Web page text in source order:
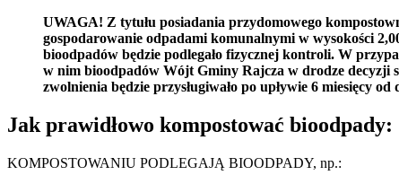
UWAGA! Z tytułu posiadania przydomowego
gospodarowanie odpadami komunalnymi w wysokości
bioodpadów będzie podlegało fizycznej kontroli. W
w nim bioodpadów Wójt Gminy Rajcza w drodze decyzji
zwolnienia będzie przysługiwało po upływie 6 miesięcy
Jak prawidłowo kompostować bioodpady:
KOMPOSTOWANIU PODLEGAJĄ BIOODPADY, np.: